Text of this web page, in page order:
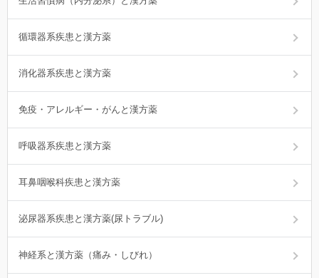
循環器系疾患と漢方薬
消化器系疾患と漢方薬
免疫・アレルギー・がんと漢方薬
呼吸器系疾患と漢方薬
耳鼻咽喉科疾患と漢方薬
泌尿器系疾患と漢方薬(尿トラブル)
神経系と漢方薬（痛み・しびれ）